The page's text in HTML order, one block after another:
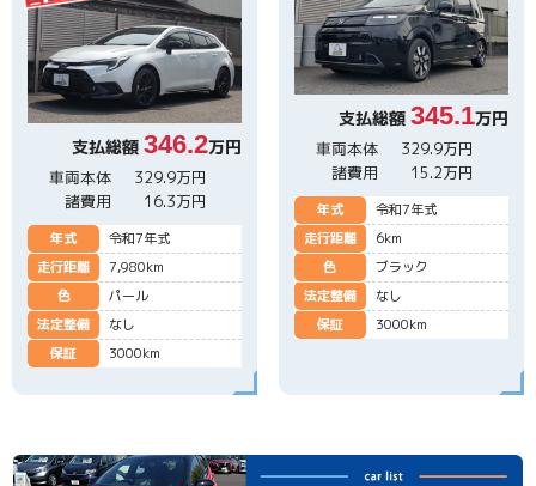
支払総額346.2万円
車両本体
329.9万円
諸費用
16.3万円
年式
令和7年式
走行距離
7,980km
色
パール
法定整備
なし
保証
3000km
支払総額 345.1万円
車両本体
329.9万円
諸費用
15.2万円
年式
令和7年式
走行距離
6km
色
ブラック
法定整備
なし
保証
3000km